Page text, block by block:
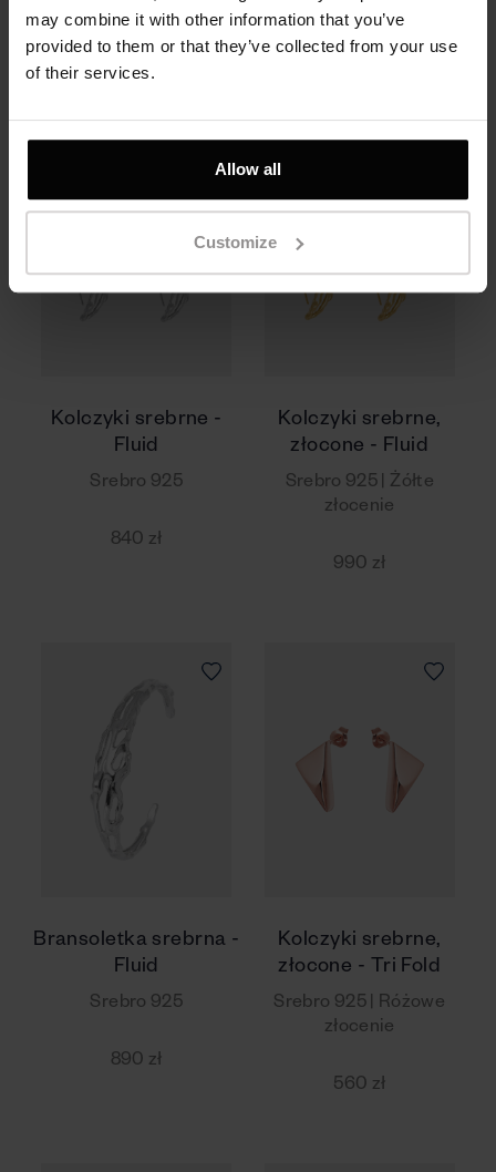
may combine it with other information that you’ve
provided to them or that they’ve collected from your use
of their services.
Allow all
Customize
990 zł 990 zł
Kolczyki srebrne -
Fluid
Srebro 925
840 zł
Kolczyki srebrne,
złocone - Fluid
Srebro 925 | Żółte
złocenie
990 zł
Bransoletka srebrna -
Fluid
Srebro 925
890 zł
Kolczyki srebrne,
złocone - Tri Fold
Srebro 925 | Różowe
złocenie
560 zł